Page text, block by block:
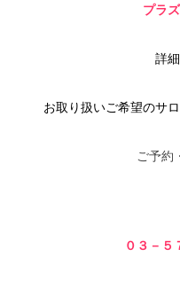
プラ
詳
お取り扱いご希望のサ
ご予約
０３－５